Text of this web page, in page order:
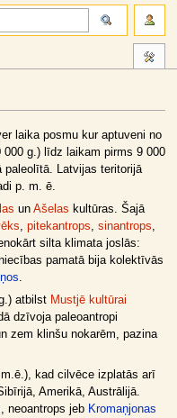
laika posmu kur aptuveni no
g.) līdz laikam pirms 9 000
paleolītā. Latvijas teritorijā
p. m. ē.
un Ašelas kultūras. Šajā
, pitekantrops, sinantrops,
silta klimata joslās:
pamatā bija kolektīvās
.
atbilst Mustjē kultūrai
dzīvoja paleoantropi
zem klinšu nokarēm, pazina
kad cilvēce izplatās arī
Amerikā, Austrālijā.
neoantrops jeb Kromaņjonas